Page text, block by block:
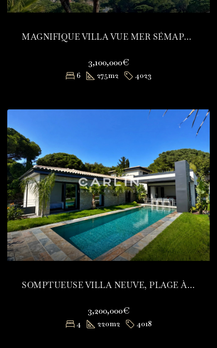
MAGNIFIQUE VILLA VUE MER SÉMAPHORE
3,100,000€
6 275m2 4023
SOMPTUEUSE VILLA NEUVE, PLAGE À PIEDS
3,200,000€
4 220m2 4018